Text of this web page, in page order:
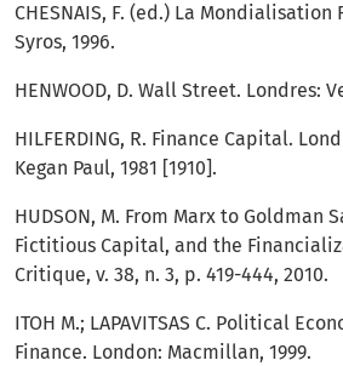
CHESNAIS, F. (ed.) La Mondialisation
Syros, 1996.
HENWOOD, D. Wall Street. Londres:
HILFERDING, R. Finance Capital.
Kegan Paul, 1981 [1910].
HUDSON, M. From Marx to Goldman
Fictitious Capital, and the
Critique, v. 38, n. 3, p. 419-444, 2010.
ITOH M.; LAPAVITSAS C. Political
Finance. London: Macmillan, 1999.